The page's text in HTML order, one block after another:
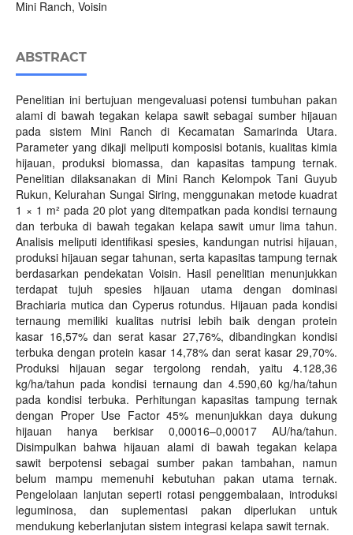
Mini Ranch, Voisin
ABSTRACT
Penelitian ini bertujuan mengevaluasi potensi tumbuhan pakan
alami di bawah tegakan kelapa sawit sebagai sumber hijauan
pada sistem Mini Ranch di Kecamatan Samarinda Utara.
Parameter yang dikaji meliputi komposisi botanis, kualitas kimia
hijauan, produksi biomassa, dan kapasitas tampung ternak.
Penelitian dilaksanakan di Mini Ranch Kelompok Tani Guyub
Rukun, Kelurahan Sungai Siring, menggunakan metode kuadrat
1 × 1 m² pada 20 plot yang ditempatkan pada kondisi ternaung
dan terbuka di bawah tegakan kelapa sawit umur lima tahun.
Analisis meliputi identifikasi spesies, kandungan nutrisi hijauan,
produksi hijauan segar tahunan, serta kapasitas tampung ternak
berdasarkan pendekatan Voisin. Hasil penelitian menunjukkan
terdapat tujuh spesies hijauan utama dengan dominasi
Brachiaria mutica dan Cyperus rotundus. Hijauan pada kondisi
ternaung memiliki kualitas nutrisi lebih baik dengan protein
kasar 16,57% dan serat kasar 27,76%, dibandingkan kondisi
terbuka dengan protein kasar 14,78% dan serat kasar 29,70%.
Produksi hijauan segar tergolong rendah, yaitu 4.128,36
kg/ha/tahun pada kondisi ternaung dan 4.590,60 kg/ha/tahun
pada kondisi terbuka. Perhitungan kapasitas tampung ternak
dengan Proper Use Factor 45% menunjukkan daya dukung
hijauan hanya berkisar 0,00016–0,00017 AU/ha/tahun.
Disimpulkan bahwa hijauan alami di bawah tegakan kelapa
sawit berpotensi sebagai sumber pakan tambahan, namun
belum mampu memenuhi kebutuhan pakan utama ternak.
Pengelolaan lanjutan seperti rotasi penggembalaan, introduksi
leguminosa, dan suplementasi pakan diperlukan untuk
mendukung keberlanjutan sistem integrasi kelapa sawit ternak.